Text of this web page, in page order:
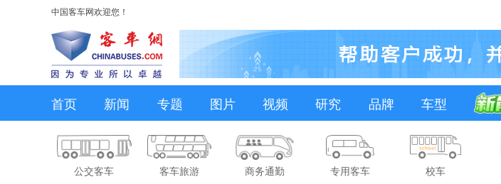
中国客车网欢迎您！
首页 新闻 专题 图片 视频 研究 品牌 车型
公交客车 客车旅游 商务通勤 专用客车 校车